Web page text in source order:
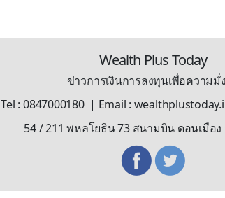
Wealth Plus Today
ข่าวการเงินการลงทุนเพื่อความมั่
Tel : 0847000180 | Email :
54 / 211 พหลโยธิน 73 สนามบิน ดอนเมือง